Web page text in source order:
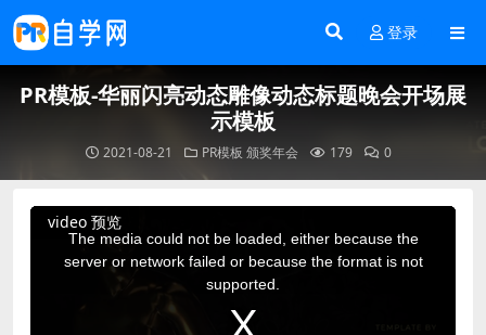
登录
PR模板-华丽闪亮动态雕像动态标题晚会开场展
示模板
2021-08-21 PR模板 颁奖年会 179 0
video 预览
This
The media could not be loaded, either because the
server or network failed or because the format is not
supported.